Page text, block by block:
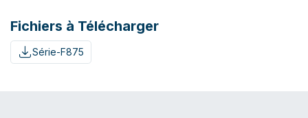
Fichiers à Télécharger
Série-F875